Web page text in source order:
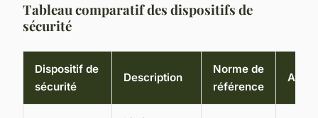
Tableau comparatif des dispositifs de
sécurité
Dispositif de
sécurité
Description
Norme de
référence